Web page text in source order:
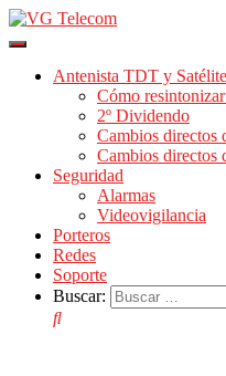
Cambiar
navegación
Antenista TDT y Satélite
Cómo
2º Dividendo
Cambios directos
Cambios directos
Seguridad
Alarmas
Videovigilancia
Porteros
Redes
Soporte
Buscar: